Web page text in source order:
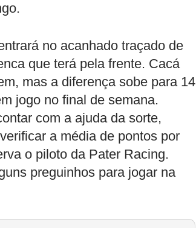
no acanhado traçado de
que terá pela frente. Cacá
mas a diferença sobe para 14
jogo no final de semana.
com a ajuda da sorte,
a média de pontos por
o piloto da Pater Racing.
preguinhos para jogar na